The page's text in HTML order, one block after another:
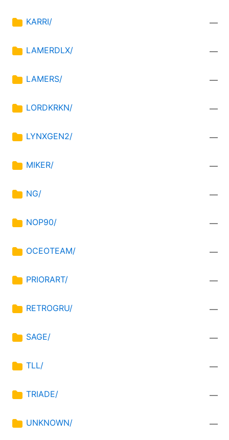
KARRI/ —
LAMERDLX/ —
LAMERS/ —
LORDKRKN/ —
LYNXGEN2/ —
MIKER/ —
NG/ —
NOP90/ —
OCEOTEAM/ —
PRIORART/ —
RETROGRU/ —
SAGE/ —
TLL/ —
TRIADE/ —
UNKNOWN/ —